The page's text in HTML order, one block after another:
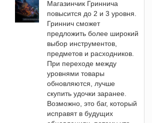
Магазинчик Гриннича
повысится до 2 и 3 уровня.
Гриннич сможет
предложить более широкий
выбор инструментов,
предметов и расходников.
При переходе между
уровнями товары
обновляются, лучше
скупить удочки заранее.
Возможно, это баг, который
исправят в будущих